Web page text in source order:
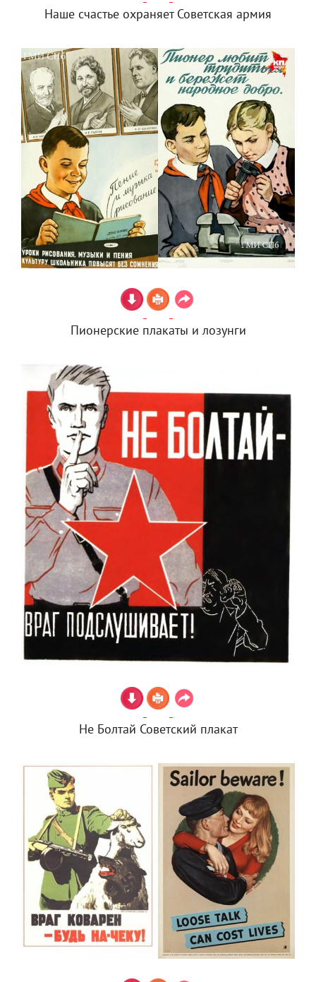
Наше счастье охраняет Советская армия
Пионерские плакаты и лозунги
Не Болтай Советский плакат